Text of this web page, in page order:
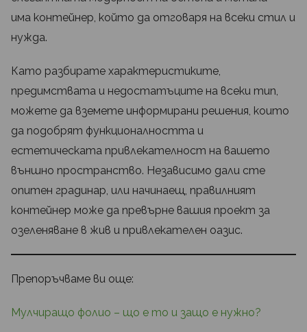
има контейнер, който да отговаря на всеки стил и
нужда.
Като разбирате характеристиките,
предимствата и недостатъците на всеки тип,
можете да вземете информирани решения, които
да подобрят функционалността и
естетическата привлекателност на вашето
външно пространство. Независимо дали сте
опитен градинар, или начинаещ, правилният
контейнер може да превърне вашия проект за
озеленяване в жив и привлекателен оазис.
Препоръчваме ви още:
Мулчиращо фолио – що е то и защо е нужно?